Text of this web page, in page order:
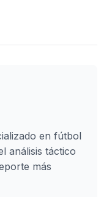
en fútbol
análisis táctico
más